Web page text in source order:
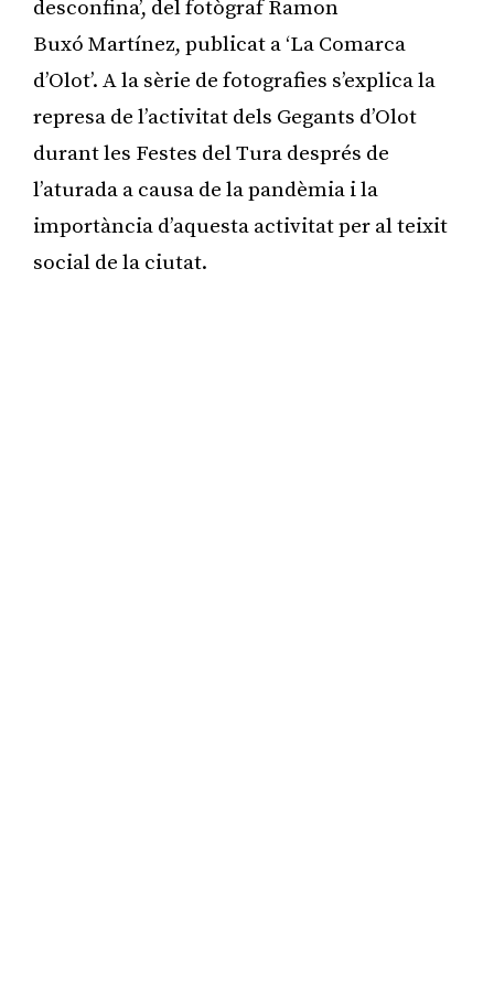
desconfina’, del fotògraf Ramon
Buxó Martínez, publicat a ‘La Comarca
d’Olot’. A la sèrie de fotografies s’explica la
represa de l’activitat dels Gegants d’Olot
durant les Festes del Tura després de
l’aturada a causa de la pandèmia i la
importància d’aquesta activitat per al teixit
social de la ciutat.